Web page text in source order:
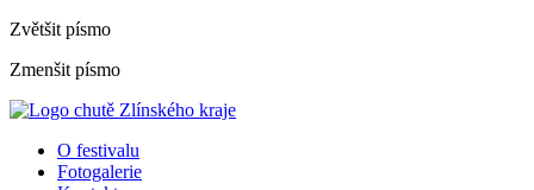
Zvětšit písmo
Zmenšit písmo
O festivalu
Fotogalerie